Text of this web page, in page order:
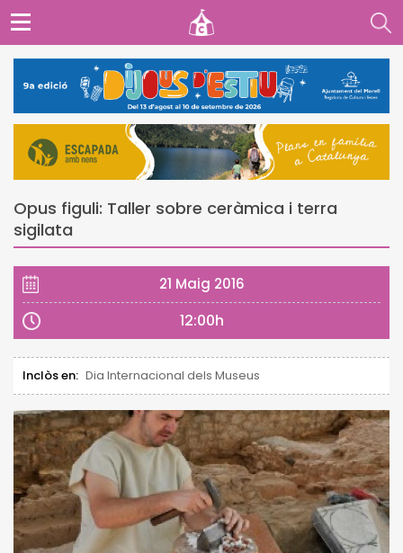
Opus figuli: Taller sobre ceràmica i terra
sigilata
21 Maig 2016
12:00h
Inclòs en: Dia Internacional dels Museus